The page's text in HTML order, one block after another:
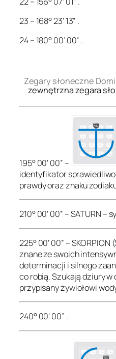
23 – 168° 23’ 13” .
24 – 180° 00’ 00” .
Zegary słoneczne
zewnętrzna zegara
195° 00’ 00” –
identyfikator
prawdy oraz znaku
210° 00’ 00” – SATURN
225° 00’ 00” –
znane ze swoich
determinacji i silnego
co robią. Szukają dziury w
przypisany żywiołowi
240° 00’ 00” .